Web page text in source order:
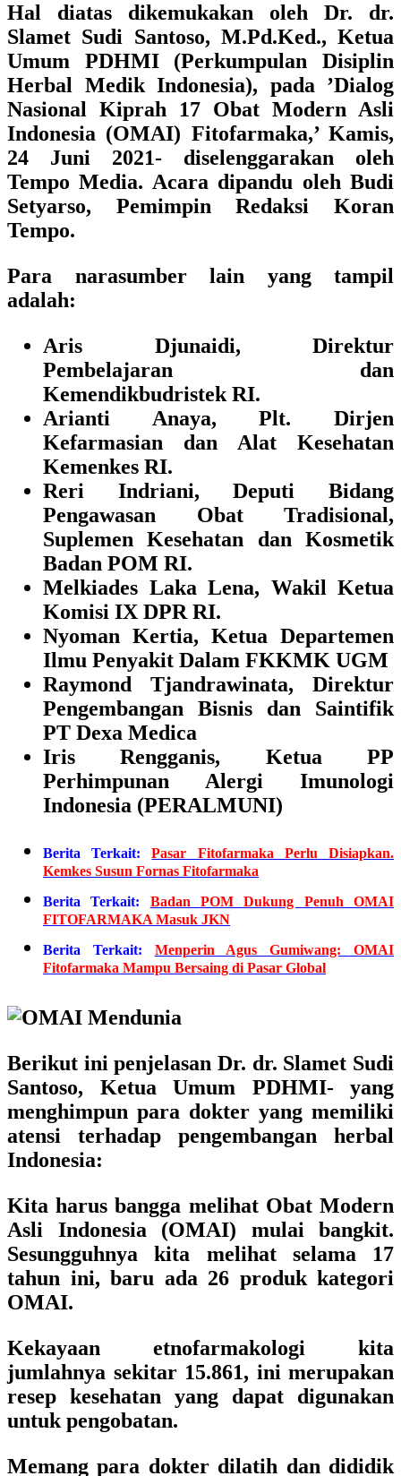
Hal diatas dikemukakan oleh Dr. dr.
Slamet Sudi Santoso, M.Pd.Ked., Ketua
Umum PDHMI (Perkumpulan Disiplin
Herbal Medik Indonesia), pada ’Dialog
Nasional Kiprah 17 Obat Modern Asli
Indonesia (OMAI) Fitofarmaka,’Kamis,
24 Juni 2021- diselenggarakan oleh
Tempo Media. Acara dipandu oleh Budi
Setyarso, Pemimpin Redaksi Koran
Tempo.
Para narasumber lain yang tampil
adalah:
Aris Djunaidi, Direktur
Pembelajaran dan
Kemendikbudristek RI.
Arianti Anaya, Plt. Dirjen
Kefarmasian dan Alat Kesehatan
Kemenkes RI.
Reri Indriani, Deputi Bidang
Pengawasan Obat Tradisional,
Suplemen Kesehatan dan Kosmetik
Badan POM RI.
Melkiades Laka Lena, Wakil Ketua
Komisi IX DPR RI.
Nyoman Kertia, Ketua Departemen
Ilmu Penyakit Dalam FKKMK UGM
Raymond Tjandrawinata, Direktur
Pengembangan Bisnis dan Saintifik
PT Dexa Medica
Iris Rengganis, Ketua PP
Perhimpunan Alergi Imunologi
Indonesia (PERALMUNI)
Berita Terkait:Pasar Fitofarmaka Perlu Disiapkan.
Kemkes Susun Fornas Fitofarmaka
Berita Terkait: Badan POM Dukung Penuh OMAI
FITOFARMAKA Masuk JKN
Berita Terkait: Menperin Agus Gumiwang: OMAI
Fitofarmaka Mampu Bersaing di Pasar Global
Berikut ini penjelasan Dr. dr. Slamet Sudi
Santoso, Ketua Umum PDHMI- yang
menghimpun para dokter yang memiliki
atensi terhadap pengembangan herbal
Indonesia:
Kita harus bangga melihat Obat Modern
Asli Indonesia (OMAI) mulai bangkit.
Sesungguhnya kita melihat selama 17
tahun ini, baru ada 26 produk kategori
OMAI.
Kekayaan etnofarmakologi kita
jumlahnya sekitar 15.861, ini merupakan
resep kesehatan yang dapat digunakan
untuk pengobatan.
Memang para dokter dilatih dan dididik